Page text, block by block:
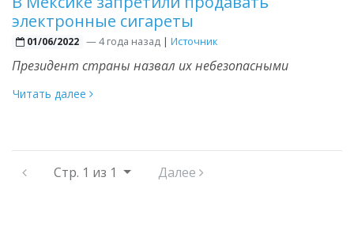
электронные сигареты
01/06/2022 —4 года назад | Источник
Президент страны назвал их небезопасными
Читать далее
Стр. 1 из 1 Далее